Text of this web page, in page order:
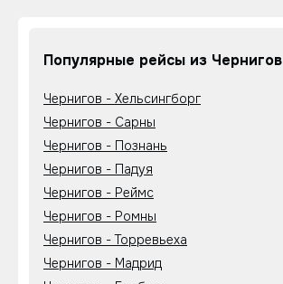
Популярные рейсы из Чернигов
Чернигов - Хельсингборг
Чернигов - Сарны
Чернигов - Познань
Чернигов - Падуя
Чернигов - Реймс
Чернигов - Ромны
Чернигов - Торревьеха
Чернигов - Мадрид